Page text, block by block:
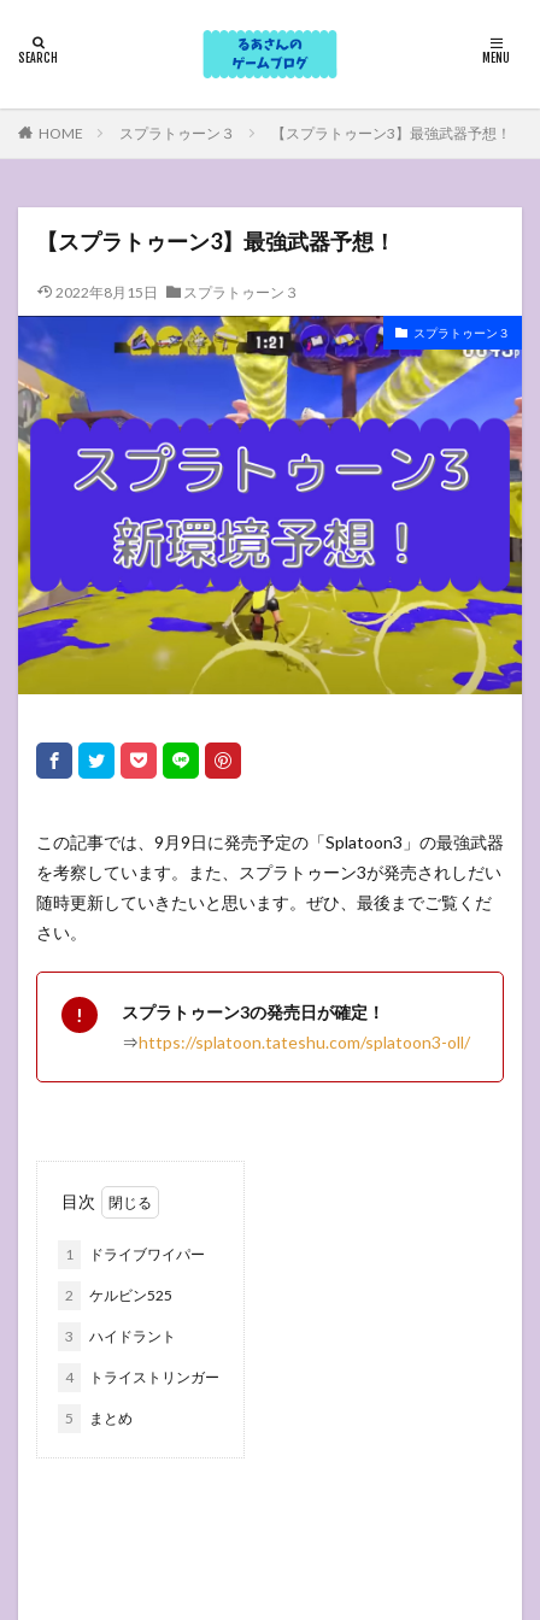
HOME スプラトゥーン３ 【スプラトゥーン3】最強武器予想！
【スプラトゥーン3】最強武器予想！
2022年8月15日 スプラトゥーン３
スプラトゥーン３
この記事では、9月9日に発売予定の「Splatoon3」の最強武器
を考察しています。また、スプラトゥーン3が発売されしだい
随時更新していきたいと思います。ぜひ、最後までご覧くだ
さい。
スプラトゥーン3の発売日が確定！
⇒https://splatoon.tateshu.com/splatoon3-oll/
目次
1 ドライブワイパー
2 ケルビン525
3 ハイドラント
4 トライストリンガー
5 まとめ